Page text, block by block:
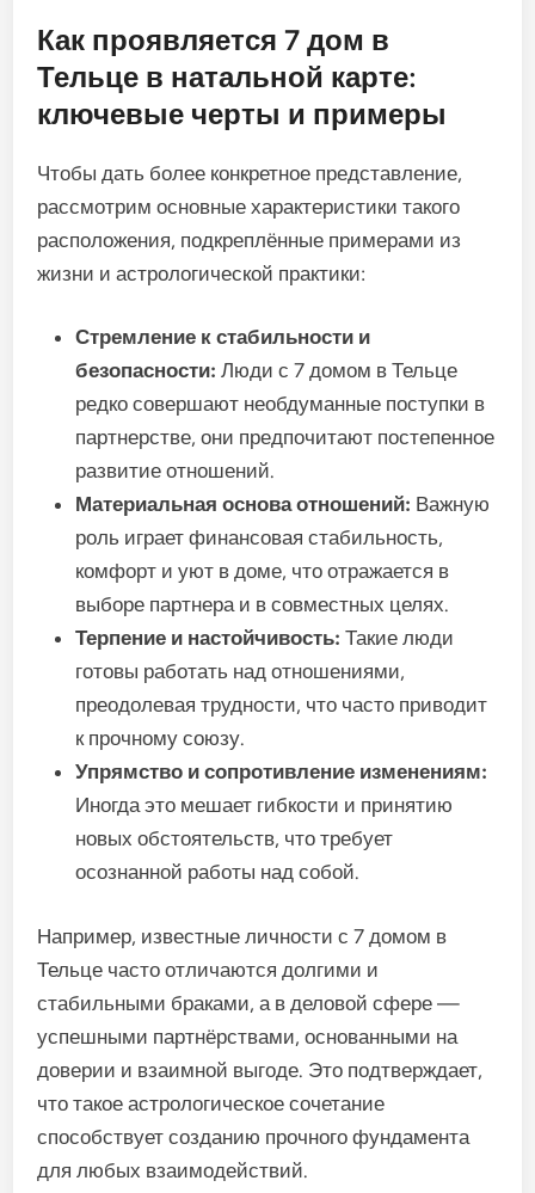
Как проявляется 7 дом в
Тельце в натальной карте:
ключевые черты и примеры
Чтобы дать более конкретное представление,
рассмотрим основные характеристики такого
расположения, подкреплённые примерами из
жизни и астрологической практики:
Стремление к стабильности и
безопасности: Люди с 7 домом в Тельце
редко совершают необдуманные поступки в
партнерстве, они предпочитают постепенное
развитие отношений.
Материальная основа отношений: Важную
роль играет финансовая стабильность,
комфорт и уют в доме, что отражается в
выборе партнера и в совместных целях.
Терпение и настойчивость: Такие люди
готовы работать над отношениями,
преодолевая трудности, что часто приводит
к прочному союзу.
Упрямство и сопротивление изменениям:
Иногда это мешает гибкости и принятию
новых обстоятельств, что требует
осознанной работы над собой.
Например, известные личности с 7 домом в
Тельце часто отличаются долгими и
стабильными браками, а в деловой сфере —
успешными партнёрствами, основанными на
доверии и взаимной выгоде. Это подтверждает,
что такое астрологическое сочетание
способствует созданию прочного фундамента
для любых взаимодействий.